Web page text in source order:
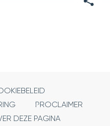
PROCLAIMER
DEZE PAGINA